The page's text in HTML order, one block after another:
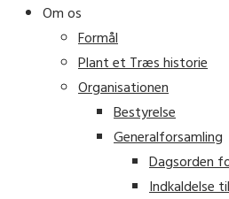
Om os
Formål
Plant et Træs historie
Organisationen
Bestyrelse
Generalforsamling
Dagsorden
Indkaldelse